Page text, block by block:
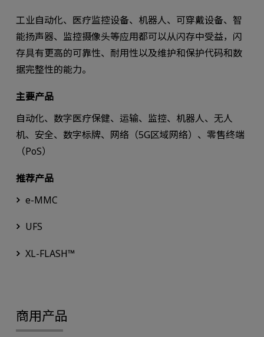
工业自动化、医疗监控设备、机器人、可穿戴设备、智
能扬声器、监控摄像头等应用都可以从闪存中受益，闪
存具有更高的可靠性、耐用性以及维护和保护代码和数
据完整性的能力。
主要产品
自动化、数字医疗保健、运输、监控、机器人、无人
机、安全、数字标牌、网络（5G区域网络）、零售终端
（PoS）
推荐产品
e-MMC
UFS
XL-FLASH™
商用产品